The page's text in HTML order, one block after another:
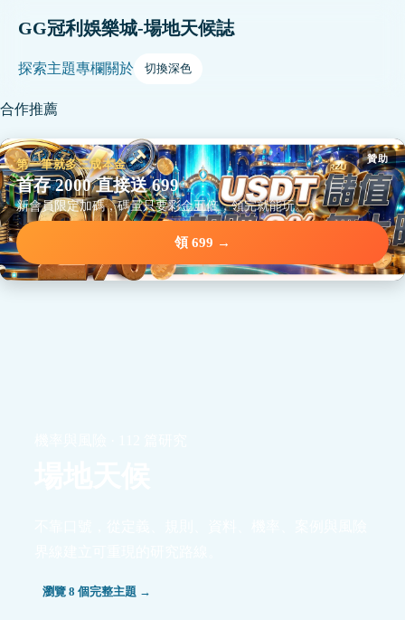
GG冠利娛樂城-場地天候誌
探索主題專欄關於 切換深色
合作推薦
贊助
第一筆就多三成本金
首存 2000 直接送 699
新會員限定加碼，碼量只要彩金五倍，領完就能玩。
領 699 →
瀏覽 8 個完整主題 →